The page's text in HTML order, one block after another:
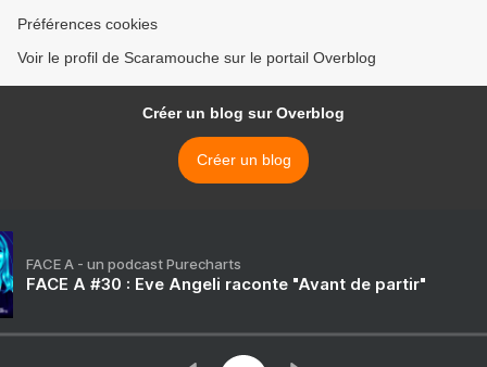
Préférences cookies
Voir le profil de Scaramouche sur le portail Overblog
Créer un blog sur Overblog
Créer un blog
FACE A - un podcast Purecharts
FACE A #30 : Eve Angeli raconte "Avant de partir"